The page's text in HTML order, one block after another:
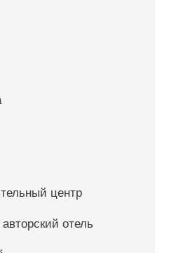
центр
отель